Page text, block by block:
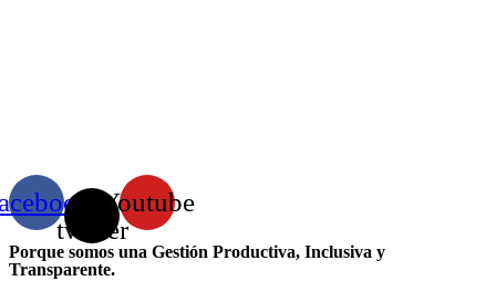
X-
twitter
Youtube
Porque somos una Gestión Productiva, Inclusiva y
Transparente.